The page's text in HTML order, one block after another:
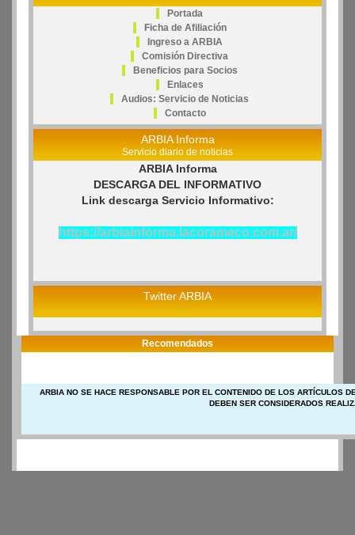
Portada
Ficha de Afiliación
Ingreso a ARBIA
Comisión Directiva
Beneficios para Socios
Enlaces
Audios: Servicio de Noticias
Contacto
ARBIA Informa
Servicio diario de noticias
ARBIA Informa
DESCARGA DEL INFORMATIVO
Link descarga Servicio Informativo:
https://arbiainforma.lacorameco.com.ar/
Twitter ARBIA
Recomendados
ARBIA NO SE HACE RESPONSABLE POR EL CONTENIDO DE LOS ARTÍCULOS
DEBEN SER CONSIDERADOS